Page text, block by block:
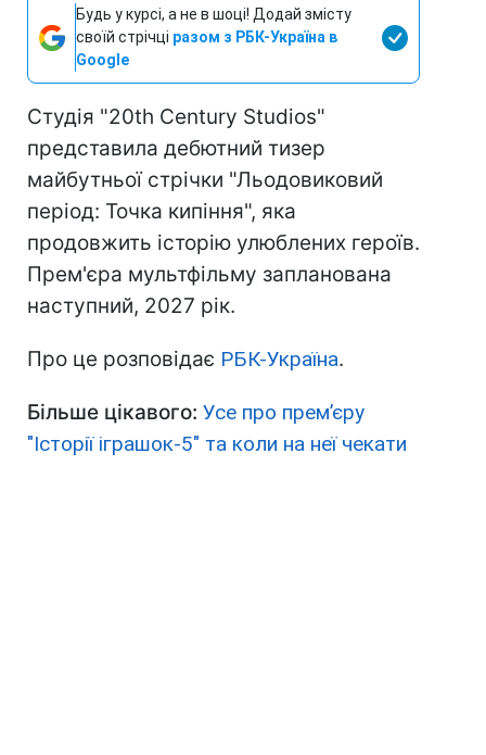
Будь у курсі, а не в шоці! Додай змісту
своїй стрічці разом з РБК-Україна в
Google
Студія "20th Century Studios"
представила дебютний тизер
майбутньої стрічки "Льодовиковий
період: Точка кипіння", яка
продовжить історію улюблених героїв.
Прем'єра мультфільму запланована
наступний, 2027 рік.
Про це розповідає РБК-Україна.
Більше цікавого: Усе про прем’єру
"Історії іграшок-5" та коли на неї чекати